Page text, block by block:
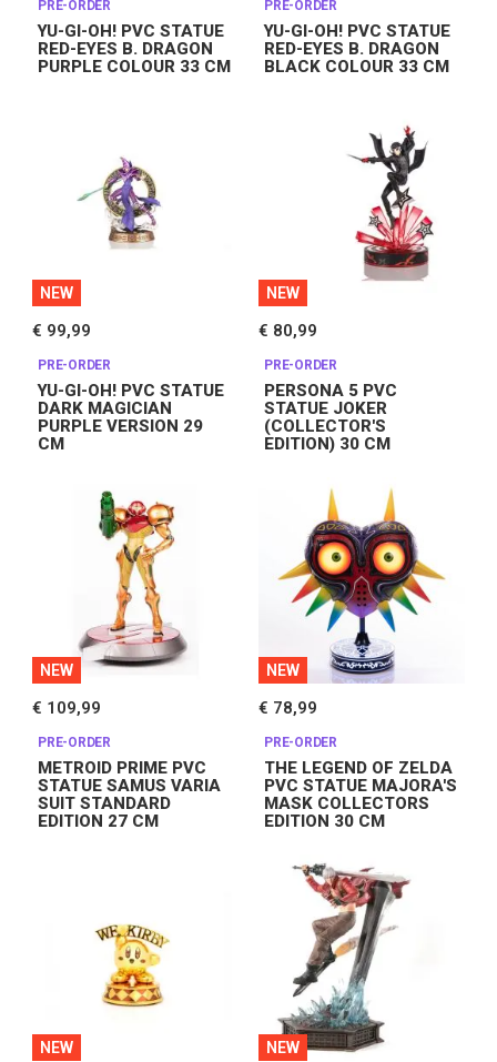
YU-GI-OH! PVC STATUE
RED-EYES B. DRAGON
PURPLE COLOUR 33 CM
PRE-ORDER
YU-GI-OH! PVC STATUE
RED-EYES B. DRAGON
BLACK COLOUR 33 CM
PRE-ORDER
NEW
YU-GI-OH! PVC STATUE
DARK MAGICIAN
PURPLE VERSION 29
CM
€ 99,99
PRE-ORDER
NEW
PERSONA 5 PVC
STATUE JOKER
(COLLECTOR'S
EDITION) 30 CM
€ 80,99
PRE-ORDER
NEW
METROID PRIME PVC
STATUE SAMUS VARIA
SUIT STANDARD
EDITION 27 CM
€ 109,99
PRE-ORDER
NEW
THE LEGEND OF ZELDA
PVC STATUE MAJORA'S
MASK COLLECTORS
EDITION 30 CM
€ 78,99
PRE-ORDER
NEW NEW